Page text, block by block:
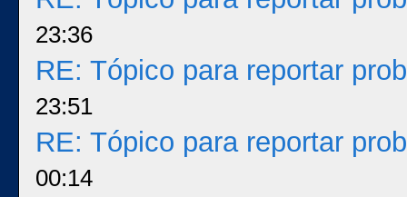
23:36
RE: Tópico para reportar
23:51
RE: Tópico para reportar
00:14